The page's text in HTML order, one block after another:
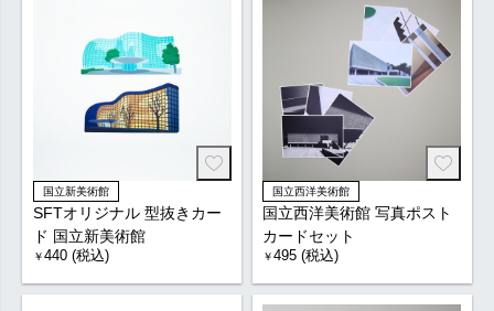
国立新美術館
SFTオリジナル 型抜きカー
ド 国立新美術館
￥440 (税込)
国立西洋美術館
国立西洋美術館 写真ポスト
カードセット
￥495 (税込)